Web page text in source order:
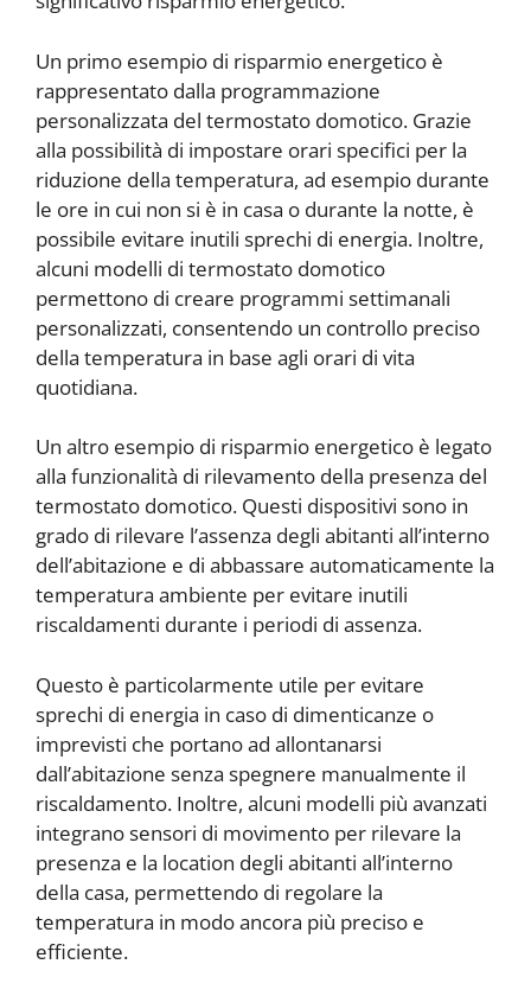
Un primo esempio di risparmio energetico è
rappresentato dalla programmazione
personalizzata del termostato domotico. Grazie
alla possibilità di impostare orari specifici per la
riduzione della temperatura, ad esempio durante
le ore in cui non si è in casa o durante la notte, è
possibile evitare inutili sprechi di energia. Inoltre,
alcuni modelli di termostato domotico
permettono di creare programmi settimanali
personalizzati, consentendo un controllo preciso
della temperatura in base agli orari di vita
quotidiana.
Un altro esempio di risparmio energetico è legato
alla funzionalità di rilevamento della presenza del
termostato domotico. Questi dispositivi sono in
grado di rilevare l’assenza degli abitanti all’interno
dell’abitazione e di abbassare automaticamente la
temperatura ambiente per evitare inutili
riscaldamenti durante i periodi di assenza.
Questo è particolarmente utile per evitare
sprechi di energia in caso di dimenticanze o
imprevisti che portano ad allontanarsi
dall’abitazione senza spegnere manualmente il
riscaldamento. Inoltre, alcuni modelli più avanzati
integrano sensori di movimento per rilevare la
presenza e la location degli abitanti all’interno
della casa, permettendo di regolare la
temperatura in modo ancora più preciso e
efficiente.